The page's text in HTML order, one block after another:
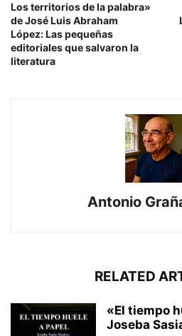
Los territorios de la palabra»
de José Luis Abraham
López: Las pequeñas
editoriales que salvaron la
literatura
Antonio
RELATED
«El tiempo
Joseba